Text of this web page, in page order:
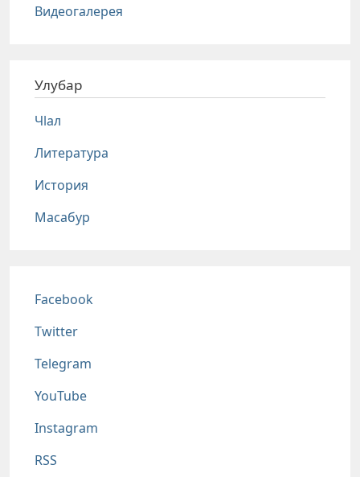
Видеогалерея
Улубар
Чlал
Литература
История
Масабур
Соц сети
Facebook
Twitter
Telegram
YouTube
Instagram
RSS